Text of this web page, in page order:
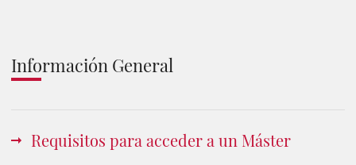
Información General
Requisitos para acceder a un Máster